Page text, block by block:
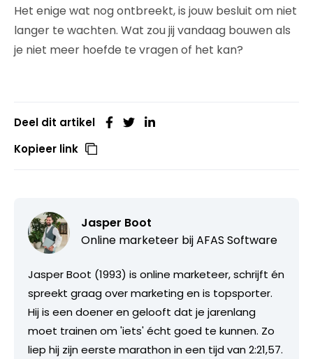
Het enige wat nog ontbreekt, is jouw besluit om niet
langer te wachten. Wat zou jij vandaag bouwen als
je niet meer hoefde te vragen of het kan?
Deel dit artikel
Kopieer link
Jasper Boot
Online marketeer bij AFAS Software
Jasper Boot (1993) is online marketeer, schrijft én
spreekt graag over marketing en is topsporter.
Hij is een doener en gelooft dat je jarenlang
moet trainen om 'iets' écht goed te kunnen. Zo
liep hij zijn eerste marathon in een tijd van 2:21,57.